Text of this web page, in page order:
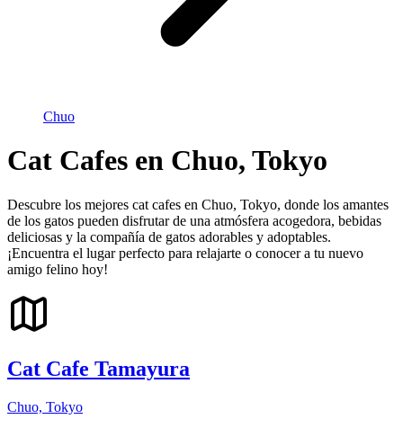
Chuo
Cat Cafes en Chuo, Tokyo
Descubre los mejores cat cafes en Chuo, Tokyo, donde los amantes
de los gatos pueden disfrutar de una atmósfera acogedora, bebidas
deliciosas y la compañía de gatos adorables y adoptables.
¡Encuentra el lugar perfecto para relajarte o conocer a tu nuevo
amigo felino hoy!
Cat Cafe Tamayura
Chuo, Tokyo